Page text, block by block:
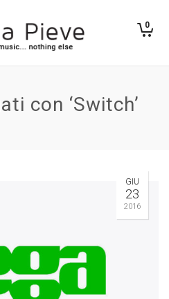
0
con ‘Switch’
GIU
23
2016